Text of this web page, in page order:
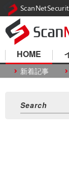
HOME
新着記事